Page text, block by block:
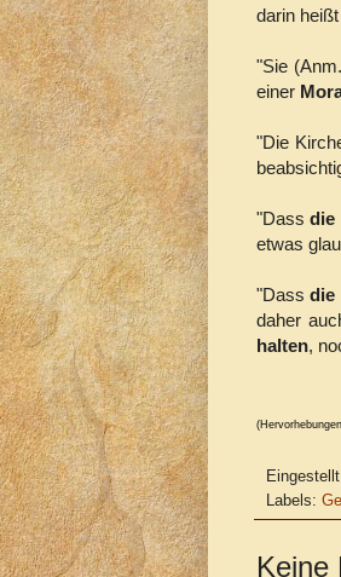
darin
"Sie
einer
"Die
"Dassdie
etwas
"Dassdie
daher
halten,
Labels:
Keine